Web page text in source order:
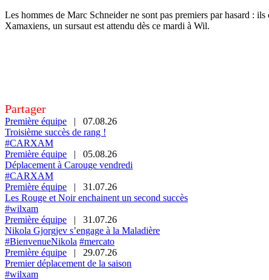
Les hommes de Marc Schneider ne sont pas premiers par hasard :
Xamaxiens, un sursaut est attendu dès ce mardi à Wil.
Partager
Première équipe |
07.08.26
Troisième succès de rang !
#CARXAM
Première équipe
|
05.08.26
Déplacement à Carouge vendredi
#CARXAM
Première équipe
|
31.07.26
Les Rouge et Noir enchainent un second succès
#wilxam
Première équipe
|
31.07.26
Nikola Gjorgjev s’engage à la Maladière
#BienvenueNikola #mercato
Première équipe
|
29.07.26
Premier déplacement de la saison
#wilxam